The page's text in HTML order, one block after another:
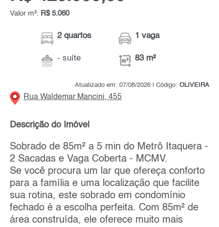
Valor m²: R$ 5.060
2 quartos
- suíte
1 vaga
83 m²
Atualizado em: 07/08/2026 | Código: OLIVEIRA
Rua Waldemar Mancini, 455
Descrição do Imóvel
Sobrado de 85m² a 5 min do Metrô Itaquera -
2 Sacadas e Vaga Coberta - MCMV.
Se você procura um lar que ofereça conforto
para a família e uma localização que facilite
sua rotina, este sobrado em condomínio
fechado é a escolha perfeita. Com 85m² de
área construída, ele oferece muito mais